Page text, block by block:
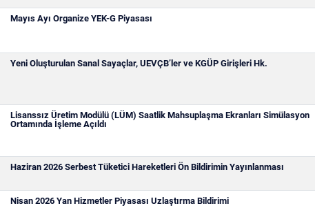
Mayıs Ayı Organize YEK-G Piyasası
Yeni Oluşturulan Sanal Sayaçlar, UEVÇB’ler ve KGÜP Girişleri Hk.
Lisanssız Üretim Modülü (LÜM) Saatlik Mahsuplaşma Ekranları Simülasyon
Ortamında İşleme Açıldı
Haziran 2026 Serbest Tüketici Hareketleri Ön Bildirimin Yayınlanması
Nisan 2026 Yan Hizmetler Piyasası Uzlaştırma Bildirimi